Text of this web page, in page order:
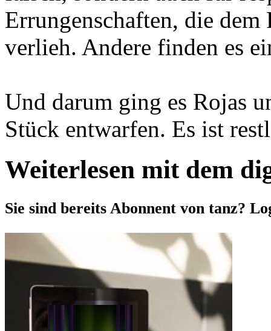
Errungenschaften, die
verlieh. Andere finden es
Und darum ging es Rojas
Stück entwarfen. Es ist
Weiterlesen mit dem
Sie sind bereits Abonnent von tanz?